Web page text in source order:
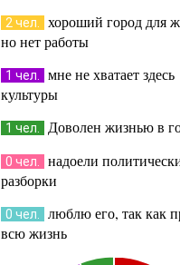
2 чел.
хороший город для
но нет работы
1 чел.
мне не хватает здесь
культуры
1 чел. Доволен жизнью в
0 чел.
надоели
разборки
0 чел.
люблю его, так как
всю жизнь